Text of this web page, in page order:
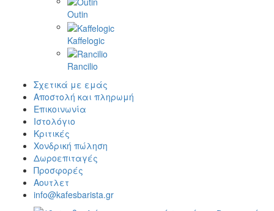
Outin
Kaffelogic
Rancilio
Σχετικά με εμάς
Αποστολή και πληρωμή
Επικοινωνία
Ιστολόγιο
Κριτικές
Χονδρική πώληση
Δωροεπιταγές
Προσφορές
Αουτλετ
info@kafesbarista.gr